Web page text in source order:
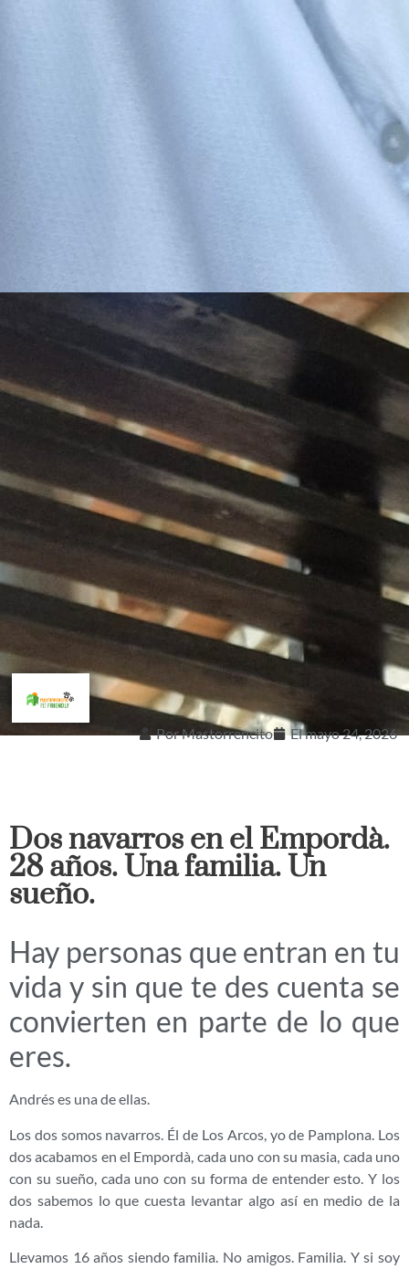
PorMastorrencito Elmayo 24, 2026
Dos navarros en el Empordà.
28 años. Una familia. Un
sueño.
Hay personas que entran en tu
vida y sin que te des cuenta se
convierten en parte de lo que
eres.
Andrés es una de ellas.
Los dos somos navarros. Él de Los Arcos, yo de Pamplona. Los
dos acabamos en el Empordà, cada uno con su masia, cada uno
con su sueño, cada uno con su forma de entender esto. Y los
dos sabemos lo que cuesta levantar algo así en medio de la
nada.
Llevamos 16 años siendo familia. No amigos. Familia. Y si soy